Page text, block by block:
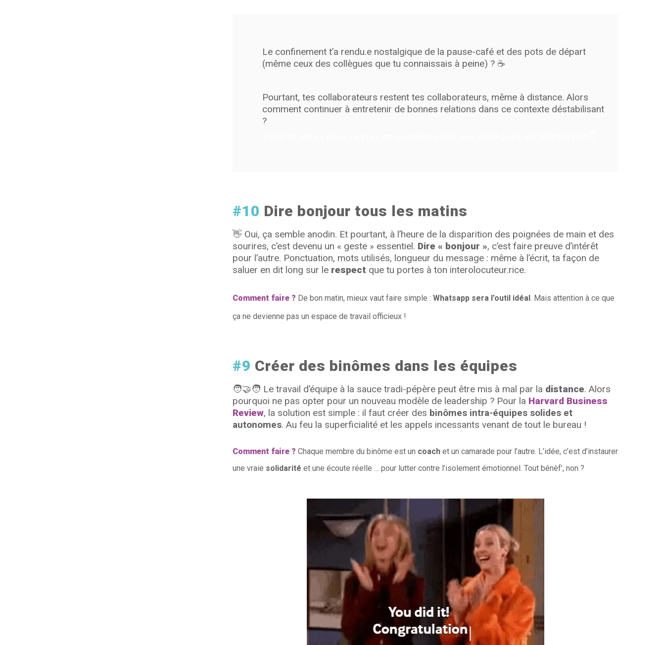
Le confinement t’a rendu.e nostalgique de la pause-café et des pots de départ
(même ceux des collègues que tu connaissais à peine) ? ☕
Pourtant, tes collaborateurs restent tes collaborateurs, même à distance. Alors
comment continuer à entretenir de bonnes relations dans ce contexte déstabilisant
?
#10 Dire bonjour tous les matins
👋Oui, ça semble anodin. Et pourtant, à l’heure de la disparition des poignées de main et des
sourires, c’est devenu un « geste » essentiel. Dire « bonjour », c’est faire preuve d’intérêt
pour l’autre. Ponctuation, mots utilisés, longueur du message : même à l’écrit, ta façon de
saluer en dit long sur le respect que tu portes à ton interolocuteur.rice.
Comment faire ? De bon matin, mieux vaut faire simple : Whatsapp sera l’outil idéal. Mais attention à ce que
ça ne devienne pas un espace de travail officieux !
#9 Créer des binômes dans les équipes
🧑‍🤝‍🧑 Le travail d’équipe à la sauce tradi-pépère peut être mis à mal par la distance. Alors
pourquoi ne pas opter pour un nouveau modèle de leadership ? Pour la Harvard Business
Review, la solution est simple : il faut créer des binômes intra-équipes solides et
autonomes. Au feu la superficialité et les appels incessants venant de tout le bureau !
Comment faire ? Chaque membre du binôme est un coachet un camarade pour l’autre. L’idée, c’est d’instaurer
une vraie solidarité et une écoute réelle … pour lutter contre l’isolement émotionnel. Tout bénèf’, non ?